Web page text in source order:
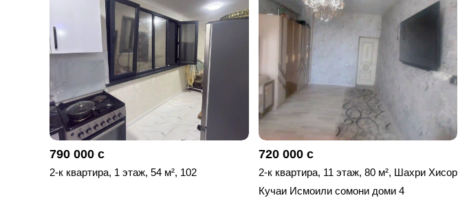
790 000 с
2-к квартира, 1 этаж, 54 м², 102
720 000 с
2-к квартира, 11 этаж, 80 м², Шахри Хисор
Кучаи Исмоили сомони доми 4